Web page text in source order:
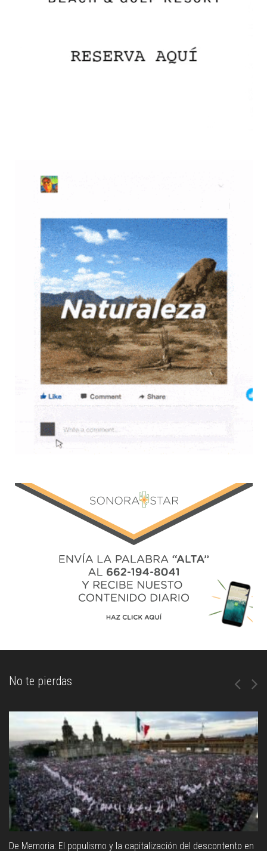
No te pierdas
De Memoria: El populismo y la capitalización del descontento en